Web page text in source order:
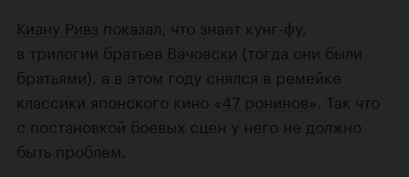
Киану Ривз показал, что знает кунг-фу,
в трилогии братьев Вачовски (тогда они были
братьями), а в этом году снялся в ремейке
классики японского кино «47 ронинов». Так что
с постановкой боевых сцен у него не должно
быть проблем.